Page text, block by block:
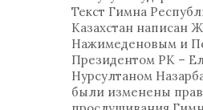
Текст Гимна
Казахстан написан
Нажимеденовым и
Президентом РК –
Нурсултаном
были изменены